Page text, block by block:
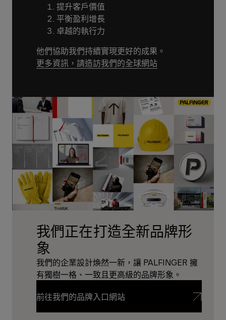
提升客戶價值
平衡盈利增長
卓越的執行力
他們協助我們持續實現更好的成果。
更多資訊，請造訪我們的全球網站
我們正在打造全新品牌形
象
我們的企業設計煥然一新，讓 PALFINGER 擁
有獨樹一格、一致且更高級的品牌形象。
前往我們的品牌入口網站